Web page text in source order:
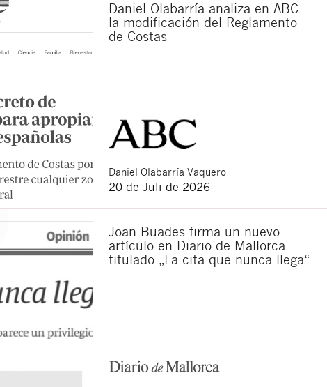
Daniel Olabarría analiza en ABC
la modificación del Reglamento
de Costas
Daniel Olabarría Vaquero
20 de Juli de 2026
Joan Buades firma un nuevo
artículo en Diario de Mallorca
titulado „La cita que nunca llega“